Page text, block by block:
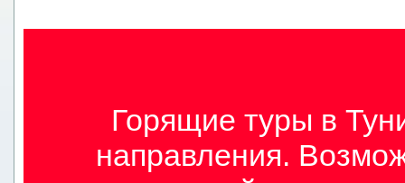
Горящие туры в
направления.